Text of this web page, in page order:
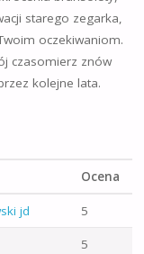
starego zegarka,
oczekiwaniom.
czasomierz znów
kolejne lata.
Ocena
jd 5
5